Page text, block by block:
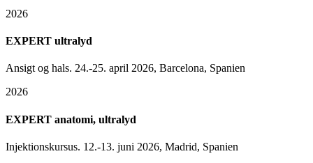
2026
EXPERT ultralyd
Ansigt og hals. 24.-25. april 2026, Barcelona, Spanien
2026
EXPERT anatomi, ultralyd
Injektionskursus. 12.-13. juni 2026, Madrid, Spanien